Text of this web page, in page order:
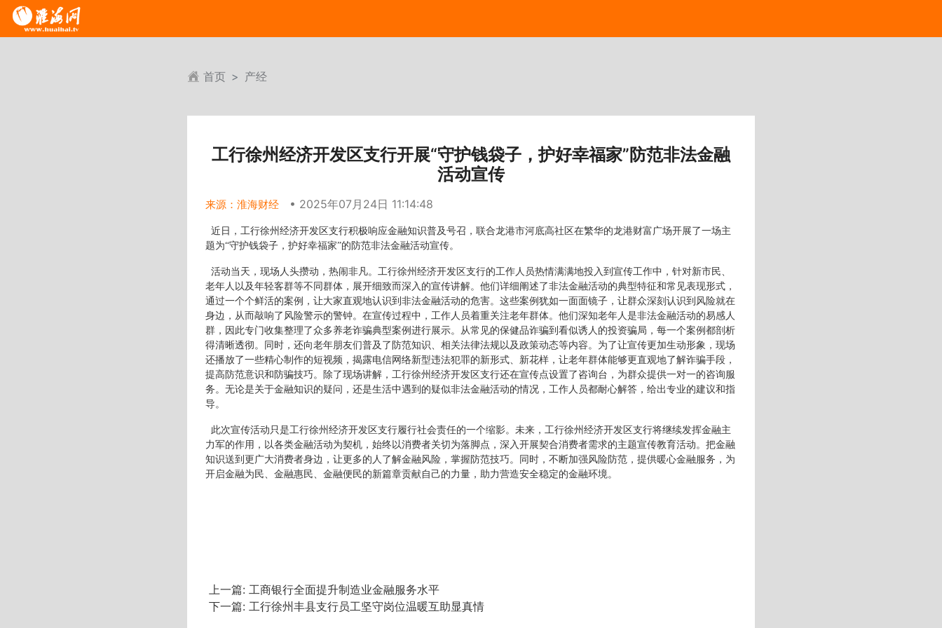
首页 产经
工行徐州经济开发区支行开展“守护钱袋子，护好幸福家”防范非法金融
活动宣传
来源：淮海财经 • 2025年07月24日 11:14:48
近日，工行徐州经济开发区支行积极响应金融知识普及号召，联合龙港市河底高社区在繁华的龙港财富广场开展了一场主
题为“守护钱袋子，护好幸福家”的防范非法金融活动宣传。
活动当天，现场人头攒动，热闹非凡。工行徐州经济开发区支行的工作人员热情满满地投入到宣传工作中，针对新市民、
老年人以及年轻客群等不同群体，展开细致而深入的宣传讲解。他们详细阐述了非法金融活动的典型特征和常见表现形式，
通过一个个鲜活的案例，让大家直观地认识到非法金融活动的危害。这些案例犹如一面面镜子，让群众深刻认识到风险就在
身边，从而敲响了风险警示的警钟。在宣传过程中，工作人员着重关注老年群体。他们深知老年人是非法金融活动的易感人
群，因此专门收集整理了众多养老诈骗典型案例进行展示。从常见的保健品诈骗到看似诱人的投资骗局，每一个案例都剖析
得清晰透彻。同时，还向老年朋友们普及了防范知识、相关法律法规以及政策动态等内容。为了让宣传更加生动形象，现场
还播放了一些精心制作的短视频，揭露电信网络新型违法犯罪的新形式、新花样，让老年群体能够更直观地了解诈骗手段，
提高防范意识和防骗技巧。除了现场讲解，工行徐州经济开发区支行还在宣传点设置了咨询台，为群众提供一对一的咨询服
务。无论是关于金融知识的疑问，还是生活中遇到的疑似非法金融活动的情况，工作人员都耐心解答，给出专业的建议和指
导。
此次宣传活动只是工行徐州经济开发区支行履行社会责任的一个缩影。未来，工行徐州经济开发区支行将继续发挥金融主
力军的作用，以各类金融活动为契机，始终以消费者关切为落脚点，深入开展契合消费者需求的主题宣传教育活动。把金融
知识送到更广大消费者身边，让更多的人了解金融风险，掌握防范技巧。同时，不断加强风险防范，提供暖心金融服务，为
开启金融为民、金融惠民、金融便民的新篇章贡献自己的力量，助力营造安全稳定的金融环境。
上一篇: 工商银行全面提升制造业金融服务水平
下一篇: 工行徐州丰县支行员工坚守岗位温暖互助显真情